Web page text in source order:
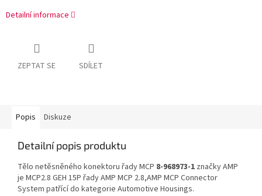
Detailní informace
ZEPTAT SE SDÍLET
Popis Diskuze
Detailní popis produktu
Tělo netěsněného konektoru řady MCP 8-968973-1 značky AMP
je MCP2.8 GEH 15P řady AMP MCP 2.8,AMP MCP Connector
System patřící do kategorie Automotive Housings.